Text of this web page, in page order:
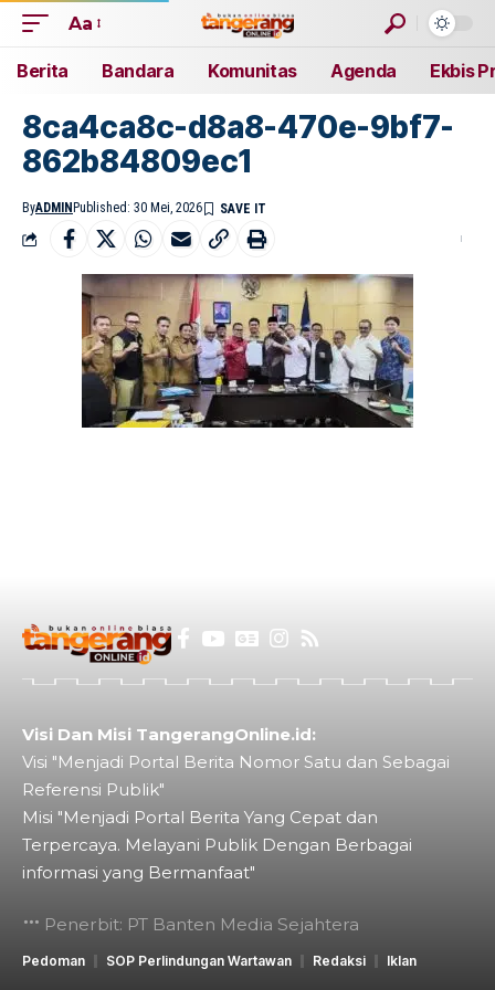
Aa
Berita Bandara Komunitas Agenda Ekbis
8ca4ca8c-d8a8-470e-9bf7-
862b84809ec1
ByADMIN Published: 30 Mei, 2026
Visi Dan Misi TangerangOnline.id:
Visi "Menjadi Portal Berita Nomor Satu dan Sebagai
Referensi Publik"
Misi "Menjadi Portal Berita Yang Cepat dan
Terpercaya. Melayani Publik Dengan Berbagai
informasi yang Bermanfaat"
Penerbit: PT Banten Media Sejahtera
Pedoman SOP Perlindungan Wartawan Redaksi Iklan